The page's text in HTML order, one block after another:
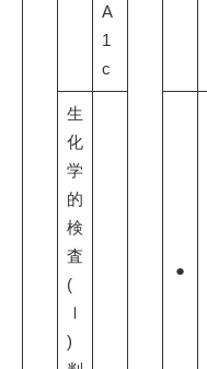
A
1
c
生
化
学
的
検
査
(
Ⅰ
)
●